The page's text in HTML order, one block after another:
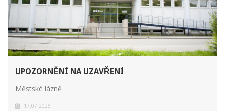
UPOZORNĚNÍ NA UZAVŘENÍ
Městské lázně
17.07.2026